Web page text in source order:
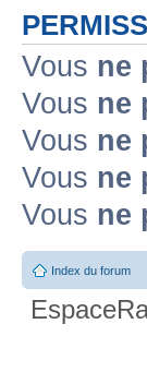
Vous ne
Vous ne
Vous ne
Vous ne
Vous ne
Index du forum